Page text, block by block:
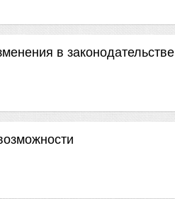
в законодательстве